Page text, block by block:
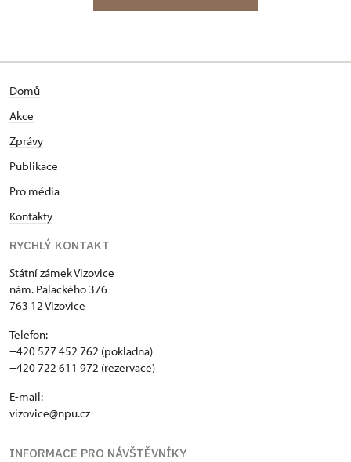
Domů
Akce
Zprávy
Publikace
Pro média
Kontakty
RYCHLÝ KONTAKT
Státní zámek Vizovice
nám. Palackého 376
763 12 Vizovice
Telefon:
+420 577 452 762 (pokladna)
+420 722 611 972 (rezervace)
E-mail:
vizovice@npu.cz
INFORMACE PRO NÁVŠTĚVNÍKY